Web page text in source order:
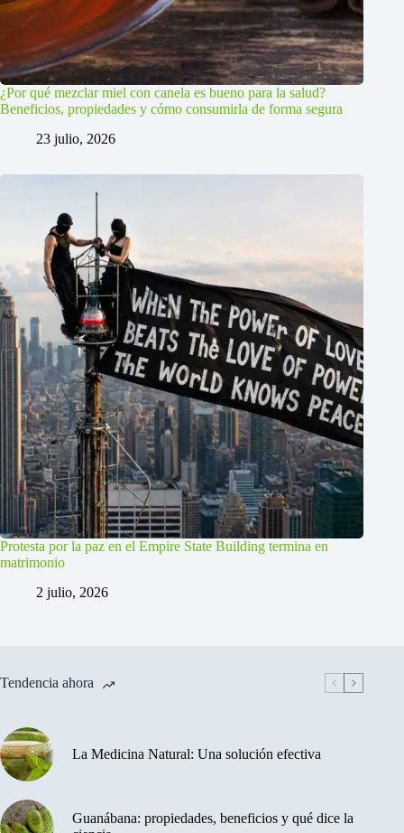
¿Por qué mezclar miel con canela es bueno para la salud?
Beneficios, propiedades y cómo consumirla de forma segura
23 julio, 2026
Protesta por la paz en el Empire State Building termina en
matrimonio
2 julio, 2026
Tendencia ahora
La Medicina Natural: Una solución efectiva
Guanábana: propiedades, beneficios y qué dice la